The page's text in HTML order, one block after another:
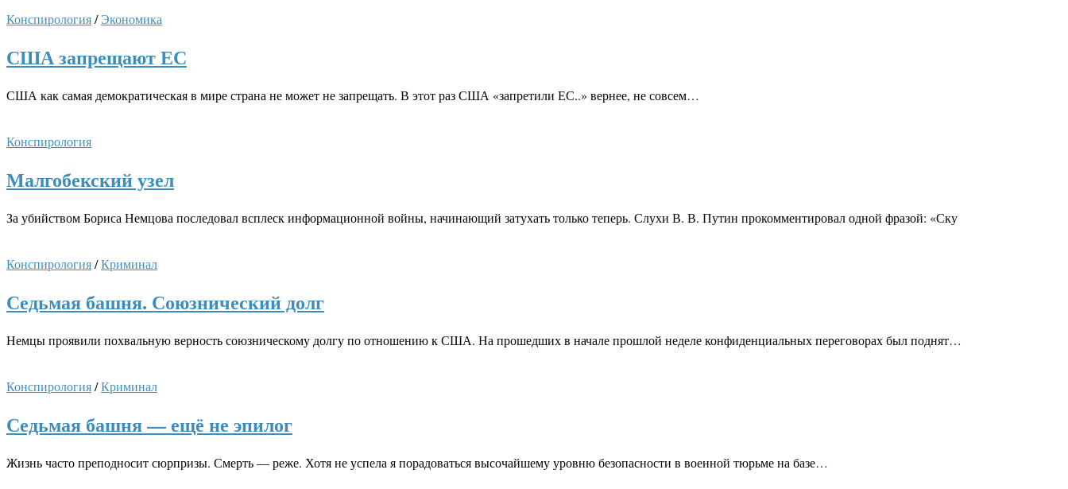
Конспирология/Экономика
США запрещают ЕС
США как самая демократическая в мире страна не может не запрещать. В этот раз США «запретили ЕС..» вернее, не совсем…
Конспирология
Малгобекский узел
За убийством Бориса Немцова последовал всплеск информационной войны, начинающий затухать только теперь. Слухи В. В. Путин прокомментировал одной фразой: «Ску
Конспирология/Криминал
Седьмая башня. Союзнический долг
Немцы проявили похвальную верность союзническому долгу по отношению к США. На прошедших в начале прошлой неделе конфиденциальных переговорах был поднят…
Конспирология/Криминал
Седьмая башня — ещё не эпилог
Жизнь часто преподносит сюрпризы. Смерть — реже. Хотя не успела я порадоваться высочайшему уровню безопасности в военной тюрьме на базе…